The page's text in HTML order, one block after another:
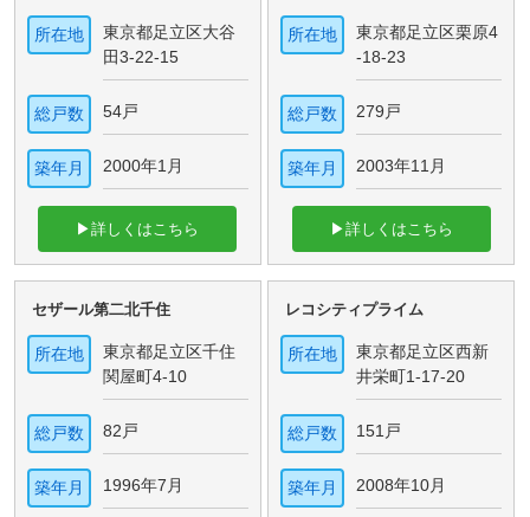
所在地
東京都足立区大谷
田3-22-15
総戸数 54戸
築年月 2000年1月
▶詳しくはこちら
所在地
東京都足立区栗原4
-18-23
総戸数 279戸
築年月 2003年11月
▶詳しくはこちら
セザール第二北千住
所在地
東京都足立区千住
関屋町4-10
総戸数 82戸
築年月 1996年7月
レコシティプライム
所在地
東京都足立区西新
井栄町1-17-20
総戸数 151戸
築年月 2008年10月